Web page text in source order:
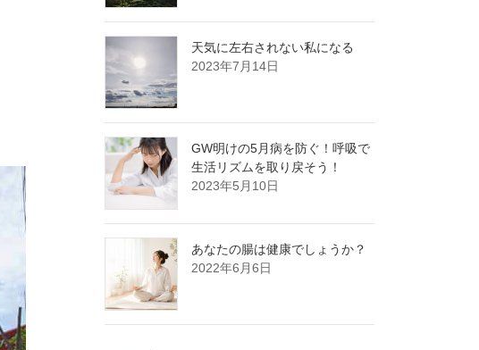
天気に左右されない私になる
2023年7月14日
GW明けの5月病を防ぐ！呼吸で
生活リズムを取り戻そう！
2023年5月10日
あなたの腸は健康でしょうか？
2022年6月6日